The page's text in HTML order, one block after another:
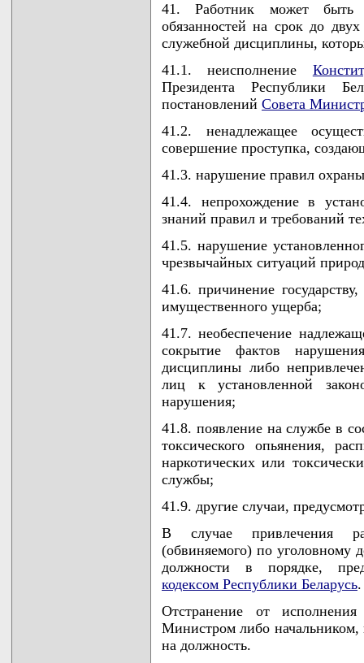
41. Работник может быть
обязанностей на срок до
служебной дисциплины,
41.1. неисполнение
Президента Республики
постановлений Совета
41.2. ненадлежащее
совершение проступка,
41.3. нарушение правил
41.4. непрохождение в
знаний правил и требований
41.5. нарушение
чрезвычайных ситуаций
41.6. причинение
имущественного ущерба;
41.7. необеспечение
сокрытие фактов
дисциплины либо
лиц к установленной
нарушения;
41.8. появление на службе в
токсического опьянения,
наркотических или
службы;
41.9. другие случаи,
В случае привлечения
(обвиняемого) по уголовному
должности в порядке,
кодексом Республики Беларусь.
Отстранение от исполнения
Министром либо начальником,
на должность.